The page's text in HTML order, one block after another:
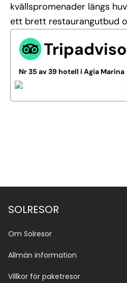
kvällspromenader längs
ett brett restaurangutbud
Nr 35 av 39 hotell i Agia Marina
SOLRESOR
Om Solresor
Allmän information
Villkor för paketresor